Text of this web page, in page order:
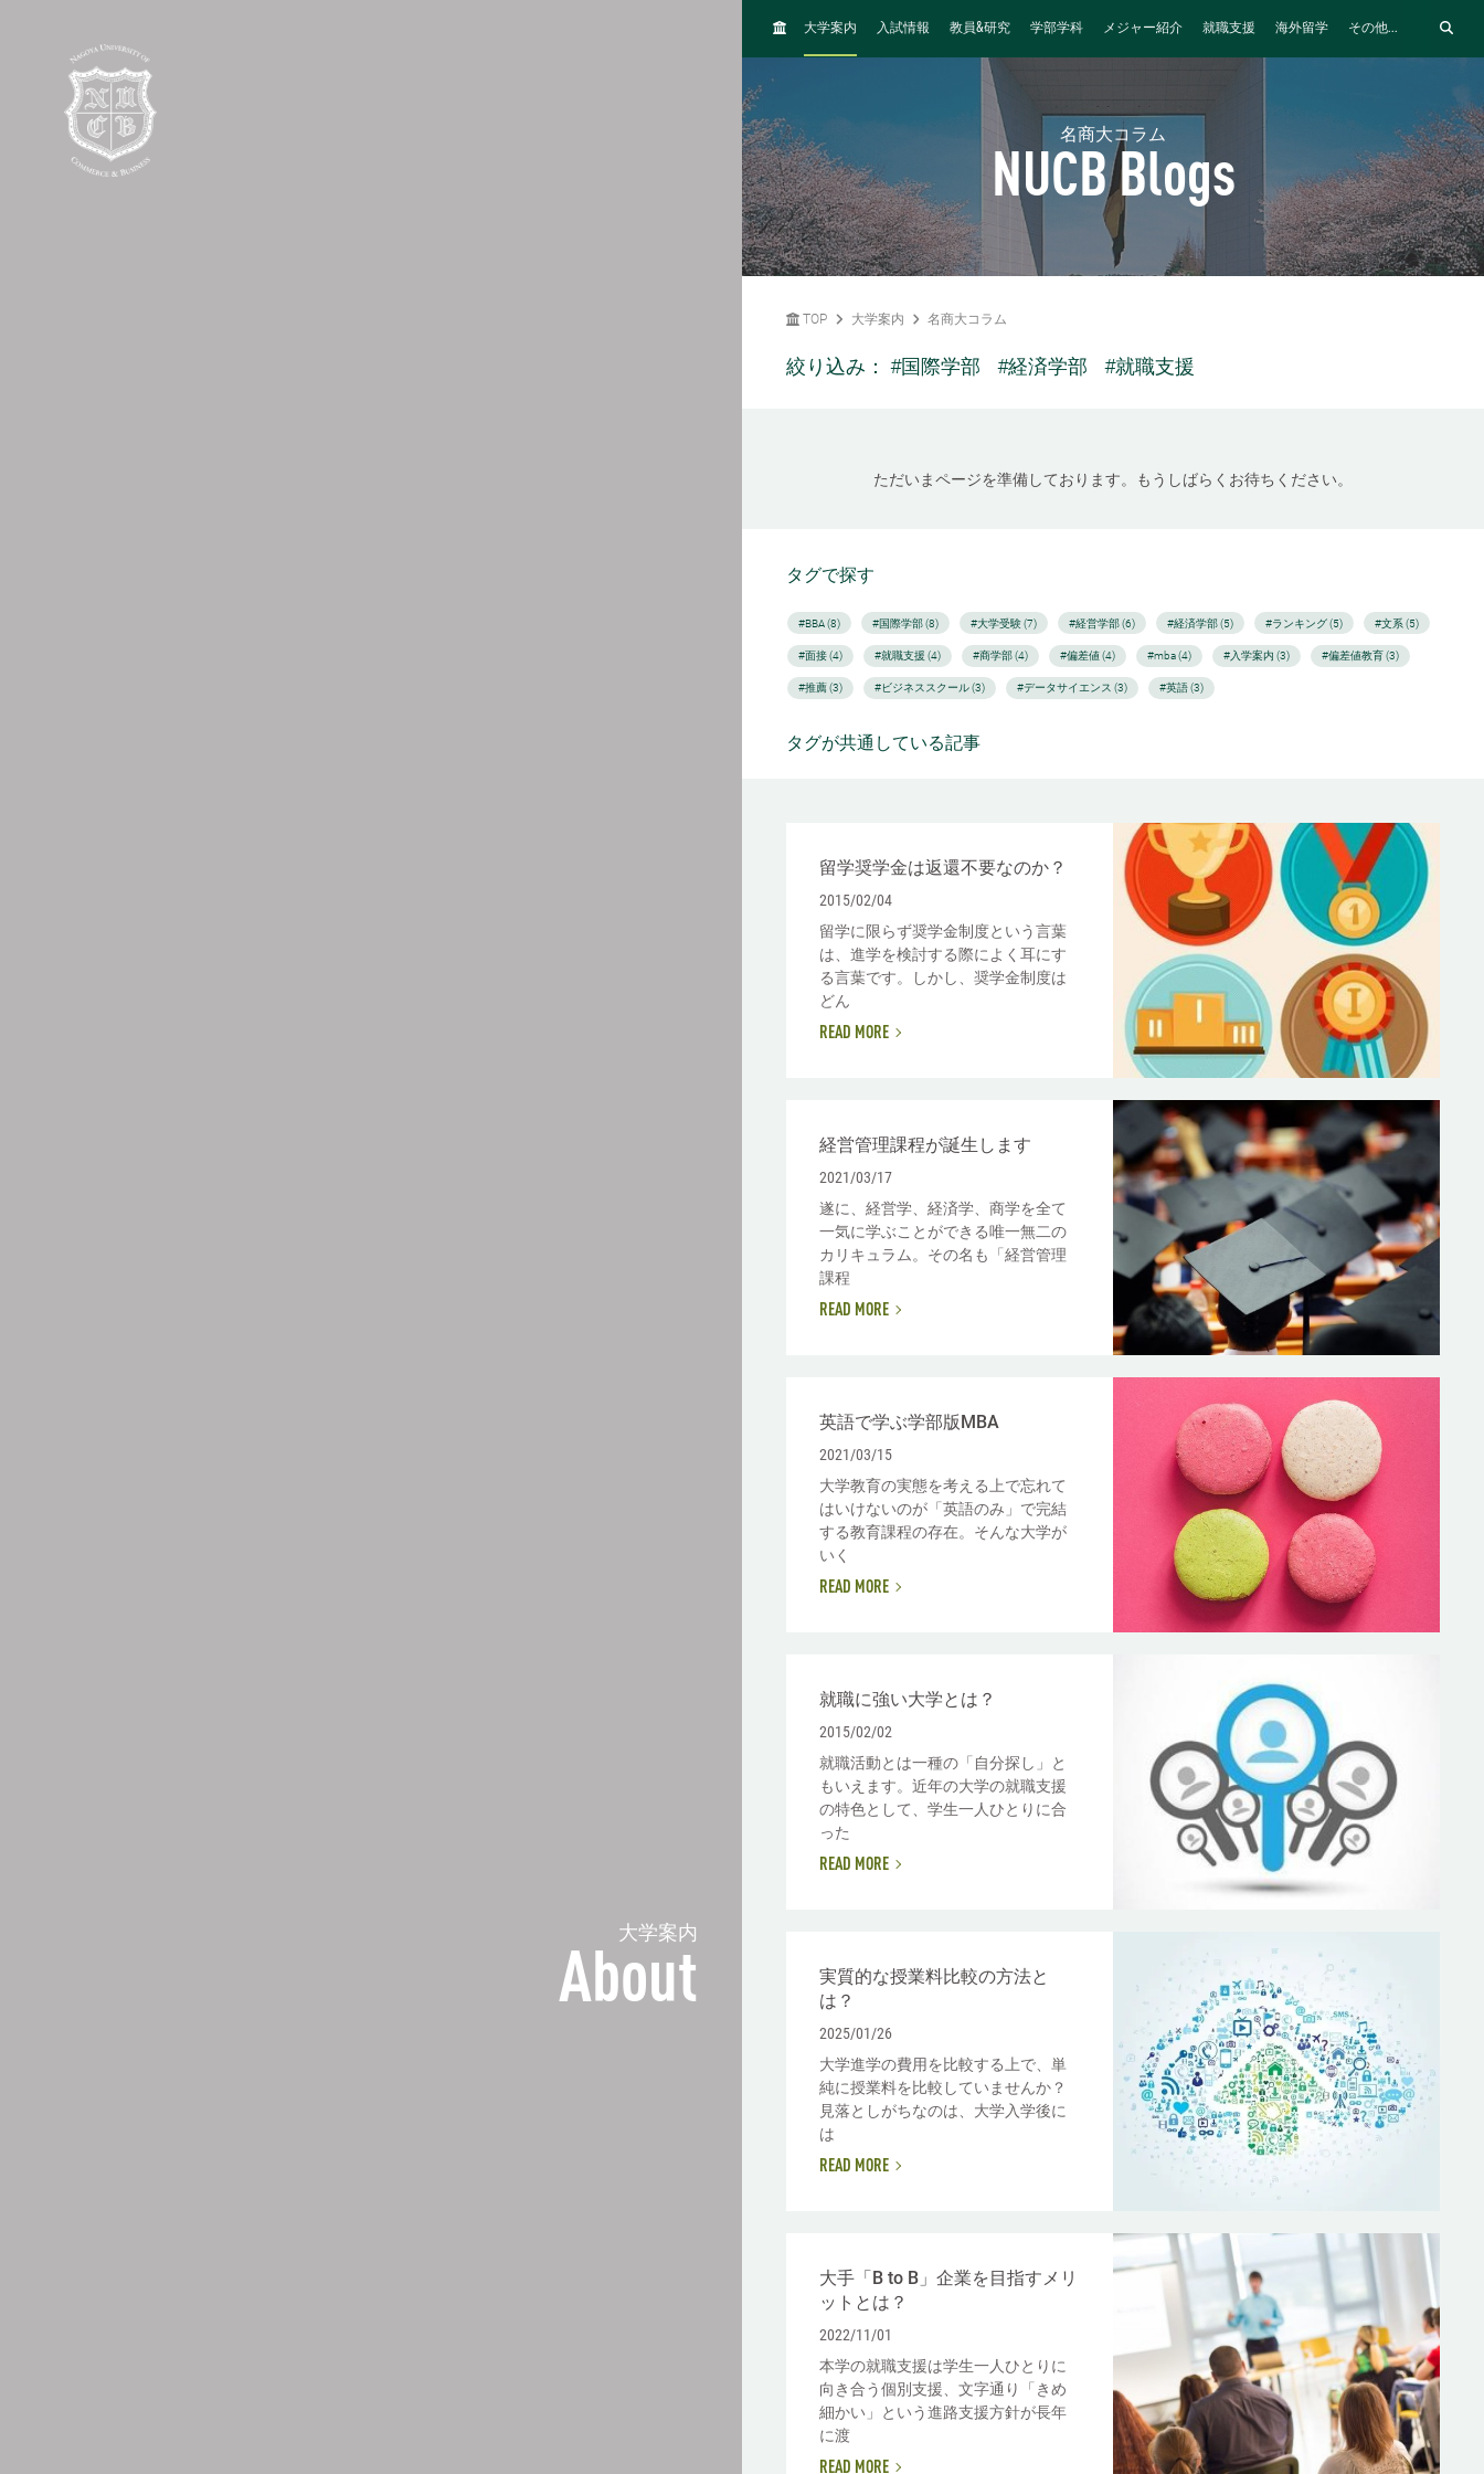
大学案内
About
H
大学案内 入試情報 教員&研究 学部学科 メジャー紹介 就職支援 海外留学 その他...
名商大コラム
NUCB Blogs
TOP 大学案内 名商大コラム
絞り込み： #国際学部 #経済学部 #就職支援
ただいまページを準備しております。もうしばらくお待ちください。
タグで探す
#BBA (8) #国際学部 (8) #大学受験 (7) #経営学部 (6) #経済学部 (5) #ランキング (5) #文系 (5)
#面接 (4) #就職支援 (4) #商学部 (4) #偏差値 (4) #mba (4) #入学案内 (3) #偏差値教育 (3)
#推薦 (3) #ビジネススクール (3) #データサイエンス (3) #英語 (3)
タグが共通している記事
留学奨学金は返還不要なのか？
2015/02/04
留学に限らず奨学金制度という言葉
は、進学を検討する際によく耳にす
る言葉です。しかし、奨学金制度は
どん
READ MORE
経営管理課程が誕生します
2021/03/17
遂に、経営学、経済学、商学を全て
一気に学ぶことができる唯一無二の
カリキュラム。その名も「経営管理
課程
READ MORE
英語で学ぶ学部版MBA
2021/03/15
大学教育の実態を考える上で忘れて
はいけないのが「英語のみ」で完結
する教育課程の存在。そんな大学が
いく
READ MORE
就職に強い大学とは？
2015/02/02
就職活動とは一種の「自分探し」と
もいえます。近年の大学の就職支援
の特色として、学生一人ひとりに合
った
READ MORE
実質的な授業料比較の方法と
は？
2025/01/26
大学進学の費用を比較する上で、単
純に授業料を比較していませんか？
見落としがちなのは、大学入学後に
は
READ MORE
大手「B to B」企業を目指すメリ
ットとは？
2022/11/01
本学の就職支援は学生一人ひとりに
向き合う個別支援、文字通り「きめ
細かい」という進路支援方針が長年
に渡
READ MORE